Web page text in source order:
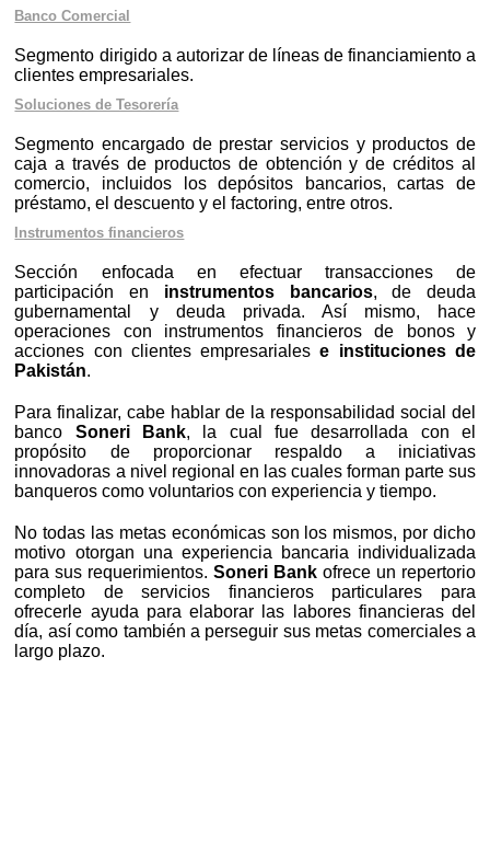
Banco Comercial
Segmento dirigido a autorizar de líneas de financiamiento a
clientes empresariales.
Soluciones de Tesorería
Segmento encargado de prestar servicios y productos de
caja a través de productos de obtención y de créditos al
comercio, incluidos los depósitos bancarios, cartas de
préstamo, el descuento y el factoring, entre otros.
Instrumentos financieros
Sección enfocada en efectuar transacciones de
participación en instrumentos bancarios, de deuda
gubernamental y deuda privada. Así mismo, hace
operaciones con instrumentos financieros de bonos y
acciones con clientes empresarialese instituciones de
Pakistán.
Para finalizar, cabe hablar de la responsabilidad social del
banco Soneri Bank, la cual fue desarrollada con el
propósito de proporcionar respaldo a iniciativas
innovadoras a nivel regional en las cuales forman parte sus
banqueros como voluntarios con experiencia y tiempo.
No todas las metas económicas son los mismos, por dicho
motivo otorgan una experiencia bancaria individualizada
para sus requerimientos.Soneri Bank ofrece un repertorio
completo de servicios financieros particulares para
ofrecerle ayuda para elaborar las labores financieras del
día, así como también a perseguir sus metas comerciales a
largo plazo.